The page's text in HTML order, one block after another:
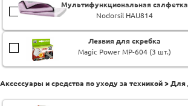
Мультифункциональная салфетка
Nodorsil HAU814
Лезвия для скребка
Magic Power MP-604 (3 шт.)
Аксессуары и средства по уходу за техникой >